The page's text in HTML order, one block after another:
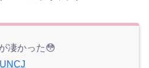
凄かった😳